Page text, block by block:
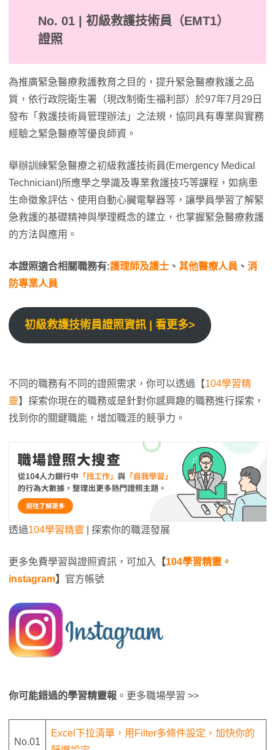
No. 01 | 初級救護技術員（EMT1）
證照
為推廣緊急醫療救護教育之目的，提升緊急醫療救護之品
質，依行政院衛生署（現改制衛生福利部）於97年7月29日
發布「救護技術員管理辦法」之法規，協同具有專業與實務
經驗之緊急醫療等優良師資。
舉辦訓練緊急醫療之初級救護技術員(Emergency Medical
TechnicianI)所應學之學識及專業救護技巧等課程，如病患
生命徵象評估、使用自動心臟電擊器等，讓學員學習了解緊
急救護的基礎精神與學理概念的建立，也掌握緊急醫療救護
的方法與應用。
本證照適合相關職務有:護理師及護士 、 其他醫療人員 、 消
防專業人員
初級救護技術員證照資訊 | 看更多>
不同的職務有不同的證照需求，你可以透過【104學習精
靈】探索你現在的職務或是針對你感興趣的職務進行探索，
找到你的關鍵職能，增加職涯的競爭力。
透過104學習精靈 | 探索你的職涯發展
更多免費學習與證照資訊，可加入 【104學習精靈。
instagram】 官方帳號
你可能錯過的學習精靈報 。更多職場學習 >>
No.01
Excel下拉清單，用Filter多條件設定，加快你的